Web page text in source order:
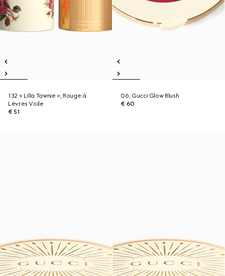
132 « Lilla Tawnie », Rouge à
Lèvres Voile
€ 51
06, Gucci Glow Blush
€ 60